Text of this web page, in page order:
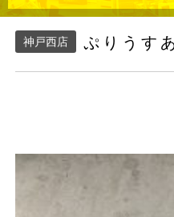
神戸西店 ぷりうす